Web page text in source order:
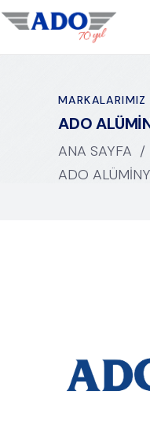
MARKALARIMIZ
ADO
ANA SAYFA /
ADO